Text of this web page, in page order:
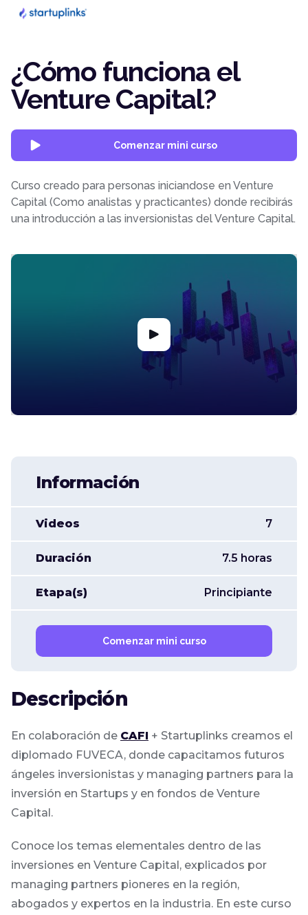
¿Cómo funciona el
Venture Capital?
Comenzar mini curso
Curso creado para personas iniciandose en Venture
Capital (Como analistas y practicantes) donde recibirás
una introducción a las inversionistas del Venture Capital.
Información
Videos 7
Duración 7.5 horas
Etapa(s) Principiante
Comenzar mini curso
Descripción
En colaboración de CAFI + Startuplinks creamos el
diplomado FUVECA, donde capacitamos futuros
ángeles inversionistas y managing partners para la
inversión en Startups y en fondos de Venture
Capital.
Conoce los temas elementales dentro de las
inversiones en Venture Capital, explicados por
managing partners pioneres en la región,
abogados y expertos en la industria. En este curso